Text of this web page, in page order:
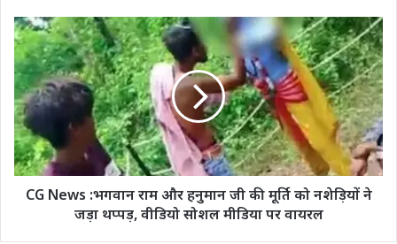
CG
News
:भगवान
राम
और
हनुमान
जी
की
मूर्ति
CG News :भगवान राम और हनुमान जी की मूर्ति को नशेड़ियों ने
जड़ा थप्पड़, वीडियो सोशल मीडिया पर वायरल